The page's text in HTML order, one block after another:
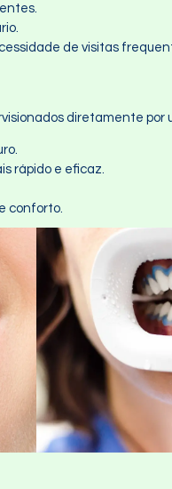
de visitas
diretamente por
rápido e eficaz.
conforto.